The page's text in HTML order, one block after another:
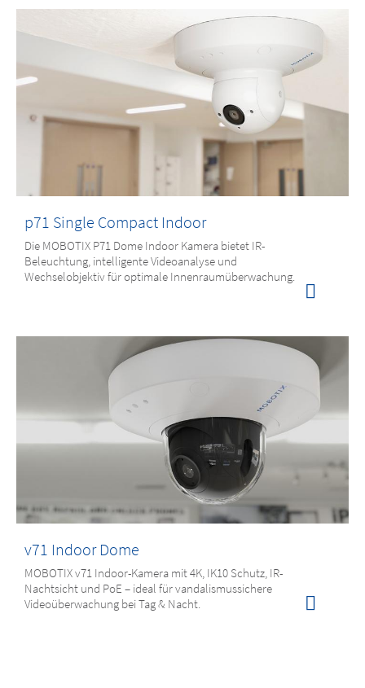
p71 Single Compact Indoor
Die MOBOTIX P71 Dome Indoor Kamera bietet IR-
Beleuchtung, intelligente Videoanalyse und
Wechselobjektiv für optimale Innenraumüberwachung.
v71 Indoor Dome
MOBOTIX v71 Indoor-Kamera mit 4K, IK10 Schutz, IR-
Nachtsicht und PoE – ideal für vandalismussichere
Videoüberwachung bei Tag & Nacht.